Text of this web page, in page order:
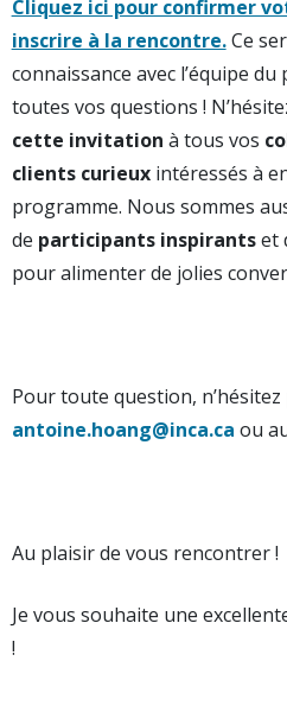
Cliquez ici pour confirmer
inscrire à la rencontre.Ce
connaissance avec l’équipe
toutes vos questions !
cette invitation à tous vos
clients curieuxintéressés à
programme. Nous sommes
de participants inspirantset
pour alimenter de jolies
Pour toute question,
antoine.hoang@inca.ca ou
Au plaisir de vous rencontrer !
Je vous souhaite une
!